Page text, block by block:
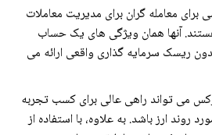
معامله گران برای مدیریت معاملات
آنها همان ویژگی های یک حساب
ریسک سرمایه گذاری واقعی ارائه می
می تواند راهی عالی برای کسب تجربه
روند ارز باشد. به علاوه، با استفاده از